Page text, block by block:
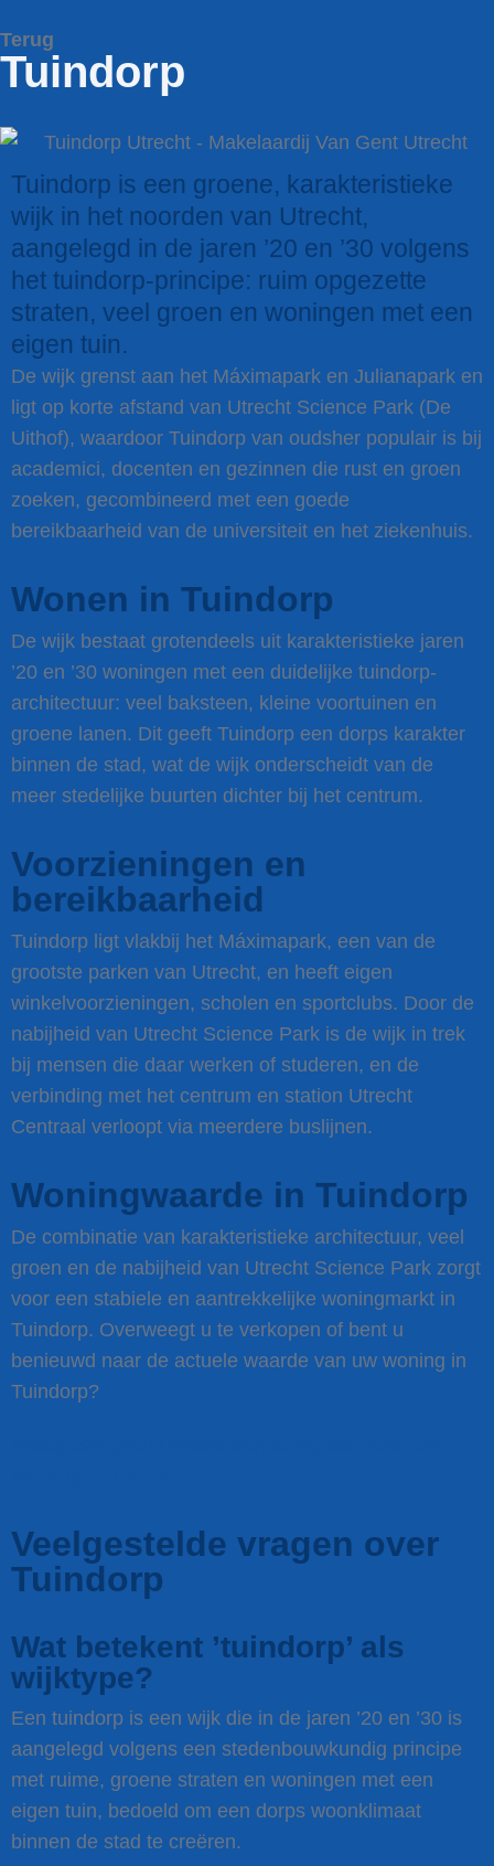
Terug
Tuindorp
Tuindorp is een groene, karakteristieke
wijk in het noorden van Utrecht,
aangelegd in de jaren ’20 en ’30 volgens
het tuindorp-principe: ruim opgezette
straten, veel groen en woningen met een
eigen tuin.
De wijk grenst aan het Máximapark en Julianapark en
ligt op korte afstand van Utrecht Science Park (De
Uithof), waardoor Tuindorp van oudsher populair is bij
academici, docenten en gezinnen die rust en groen
zoeken, gecombineerd met een goede
bereikbaarheid van de universiteit en het ziekenhuis.
Wonen in Tuindorp
De wijk bestaat grotendeels uit karakteristieke jaren
’20 en ’30 woningen met een duidelijke tuindorp-
architectuur: veel baksteen, kleine voortuinen en
groene lanen. Dit geeft Tuindorp een dorps karakter
binnen de stad, wat de wijk onderscheidt van de
meer stedelijke buurten dichter bij het centrum.
Voorzieningen en
bereikbaarheid
Tuindorp ligt vlakbij het Máximapark, een van de
grootste parken van Utrecht, en heeft eigen
winkelvoorzieningen, scholen en sportclubs. Door de
nabijheid van Utrecht Science Park is de wijk in trek
bij mensen die daar werken of studeren, en de
verbinding met het centrum en station Utrecht
Centraal verloopt via meerdere buslijnen.
Woningwaarde in Tuindorp
De combinatie van karakteristieke architectuur, veel
groen en de nabijheid van Utrecht Science Park zorgt
voor een stabiele en aantrekkelijke woningmarkt in
Tuindorp. Overweegt u te verkopen of bent u
benieuwd naar de actuele waarde van uw woning in
Tuindorp?
Veelgestelde vragen over
Tuindorp
Wat betekent ’tuindorp’ als
wijktype?
Een tuindorp is een wijk die in de jaren ’20 en ’30 is
aangelegd volgens een stedenbouwkundig principe
met ruime, groene straten en woningen met een
eigen tuin, bedoeld om een dorps woonklimaat
binnen de stad te creëren.